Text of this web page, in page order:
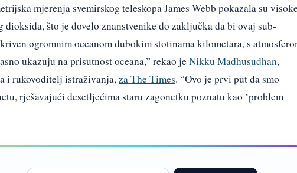
mjerenja svemirskog teleskopa James Webb pokazala su
što je dovelo znanstvenike do zaključka da bi ovaj sub-
ogromnim oceanom dubokim stotinama kilometara, s
ukazuju na prisutnost oceana,” rekao jeNikku Madhusudhan,
i rukovoditelj istraživanja,za The Times. “Ovo je prvi put da smo
rješavajući desetljećima staru zagonetku poznatu kao ‘problem